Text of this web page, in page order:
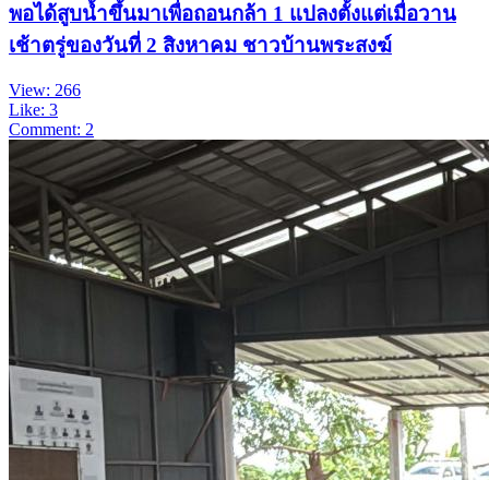
พอได้สูบน้ำขึ้นมาเพื่อถอนกล้า 1 แปลงตั้งแต่เมื่อวาน
เช้าตรู่ของวันที่ 2 สิงหาคม ชาวบ้านพระสงฆ์
View: 266
Like: 3
Comment: 2